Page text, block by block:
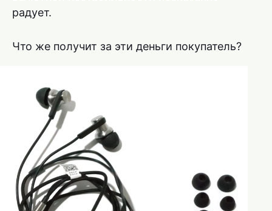
радует.
Что же получит за эти деньги покупатель?